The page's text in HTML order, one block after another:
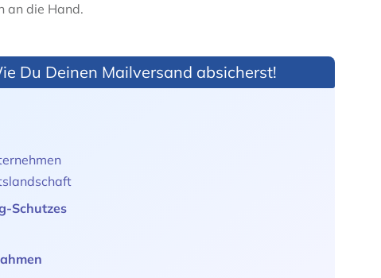
an die Hand.
Du Deinen Mailversand absicherst!
Schutzes